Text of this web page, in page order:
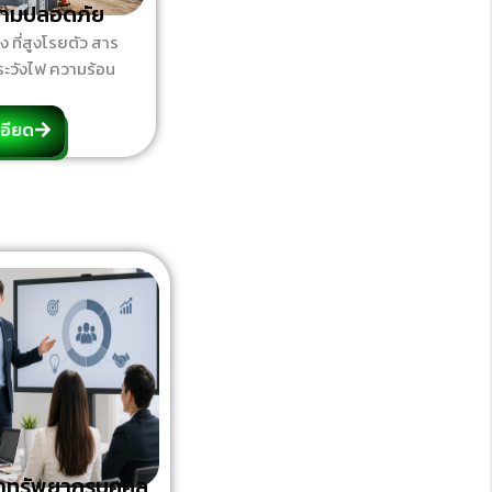
มปลอดภัย
ที่สูงโรยตัว สาร
วังไฟ ความร้อน
อียด